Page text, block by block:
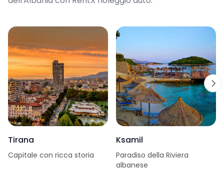
Tirana
Capitale con ricca storia
Ksamil
Paradiso della Riviera
albanese